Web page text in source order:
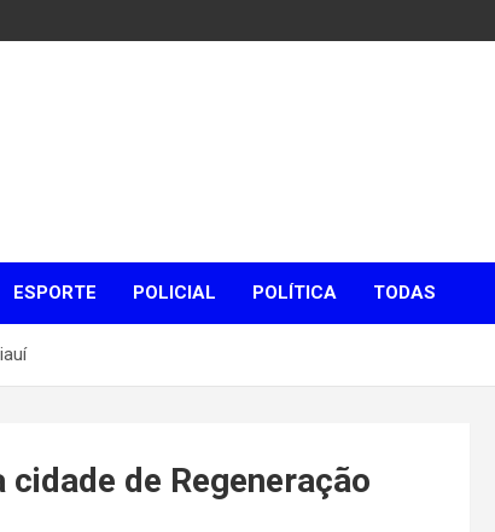
ESPORTE POLICIAL POLÍTICA TODAS
de Regeneração